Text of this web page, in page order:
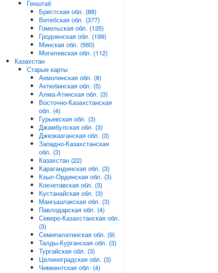
Генштаб
Брестская обл. (88)
Витебская обл. (377)
Гомельская обл. (135)
Гродненская обл. (199)
Минская обл. (560)
Могилевская обл. (112)
Казахстан
Старые карты
Акмолинская обл. (8)
Актюбинская обл. (5)
Алма-Атинская обл. (3)
Восточно-Казахстанская
обл. (4)
Гурьевская обл. (3)
Джамбулская обл. (3)
Джезказганская обл. (3)
Западно-Казахстанская
обл. (3)
Казахстан (22)
Карагандинская обл. (3)
Кзыл-Ординская обл. (3)
Кокчетавская обл. (3)
Кустанайская обл. (3)
Мангышлакская обл. (3)
Павлодарская обл. (4)
Северо-Казахстанская обл.
(3)
Семипалатинская обл. (9)
Талды-Курганская обл. (3)
Тургайская обл. (3)
Целиноградская обл. (3)
Чимкентская обл. (4)